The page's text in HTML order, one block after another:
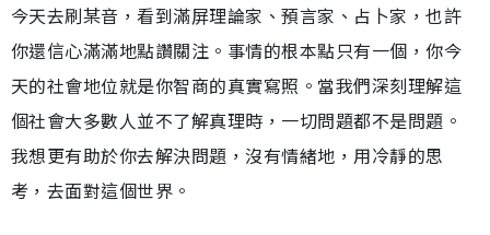
今天去刷某音，看到滿屏理論家、預言家、占卜家，也許
你還信心滿滿地點讚關注。事情的根本點只有一個，你今
天的社會地位就是你智商的真實寫照。當我們深刻理解這
個社會大多數人並不了解真理時，一切問題都不是問題。
我想更有助於你去解決問題，沒有情緒地，用冷靜的思
考，去面對這個世界。